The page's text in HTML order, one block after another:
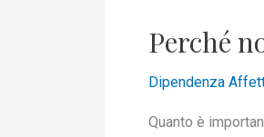
Perché
Dipendenza
Quanto è
riesci
dimenticarlo?